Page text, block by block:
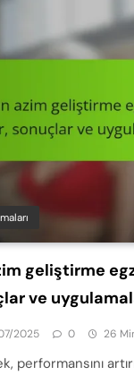
geliştirme
ve
2025 0 26
performansını